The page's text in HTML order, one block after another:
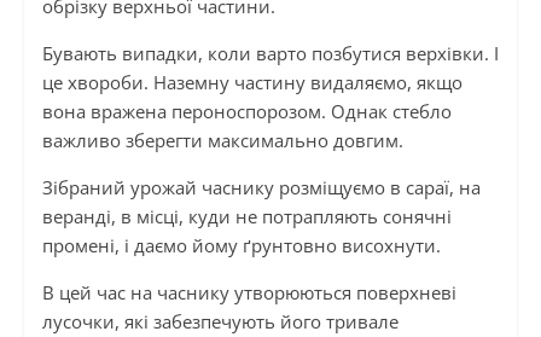
обрізку верхньої частини.
Бувають випадки, коли варто позбутися верхівки. І
це хвороби. Наземну частину видаляємо, якщо
вона вражена пероноспорозом. Однак стебло
важливо зберегти максимально довгим.
Зібраний урожай часнику розміщуємо в сараї, на
веранді, в місці, куди не потрапляють сонячні
промені, і даємо йому ґрунтовно висохнути.
В цей час на часнику утворюються поверхневі
лусочки, які забезпечують його тривале